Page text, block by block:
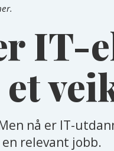
IT-
nå er IT-
relevant jobb.